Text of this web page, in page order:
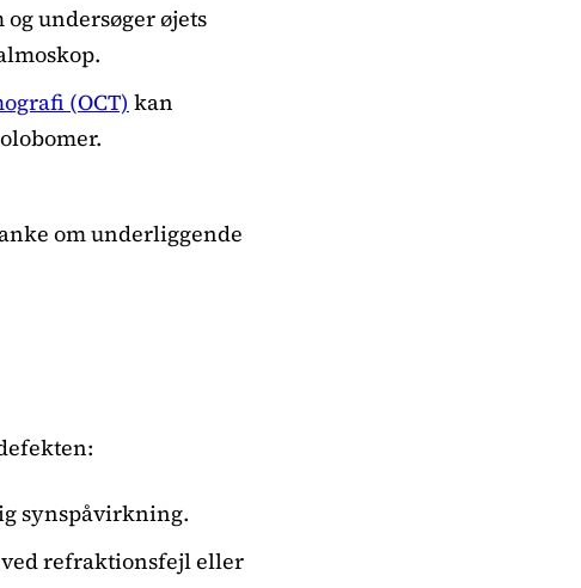
undersøger øjets
(OCT) kan
om underliggende
synspåvirkning.
refraktionsfejl eller